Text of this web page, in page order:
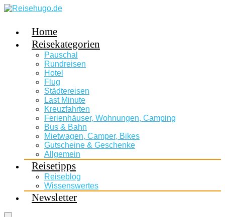
Home
Reisekategorien
Pauschal
Rundreisen
Hotel
Flug
Städtereisen
Last Minute
Kreuzfahrten
Ferienhäuser, Wohnungen, Camping
Bus & Bahn
Mietwagen, Camper, Bikes
Gutscheine & Geschenke
Allgemein
Reisetipps
Reiseblog
Wissenswertes
Newsletter